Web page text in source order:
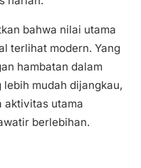
bahwa nilai utama
terlihat modern. Yang
hambatan dalam
mudah dijangkau,
aktivitas utama
berlebihan.